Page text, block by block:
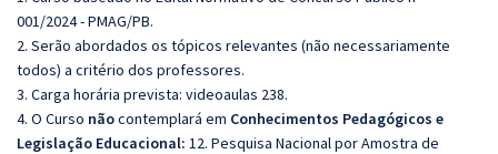
001/2024 - PMAG/PB.
2. Serão abordados os tópicos relevantes (não necessariamente
todos) a critério dos professores.
3. Carga horária prevista: videoaulas 238.
4. O Curso nãocontemplará em Conhecimentos Pedagógicos e
Legislação Educacional: 12. Pesquisa Nacional por Amostra de